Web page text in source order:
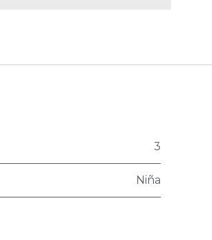
3
Niña